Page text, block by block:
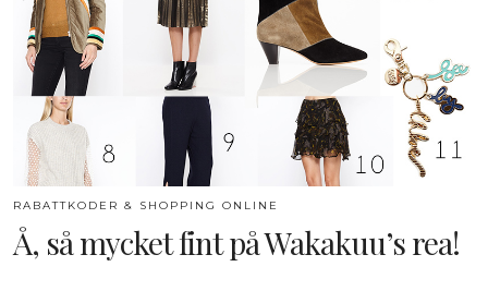
RABATTKODER & SHOPPING ONLINE
Å, så mycket fint på Wakakuu’s rea!